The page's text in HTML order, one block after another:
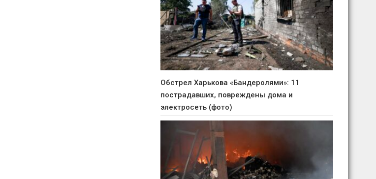
Обстрел Харькова «Бандеролями»: 11
пострадавших, повреждены дома и
электросеть (фото)